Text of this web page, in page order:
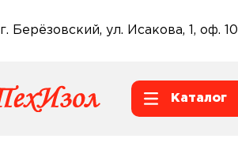
г. Берёзовский, ул. Исакова, 1, оф. 10
Каталог